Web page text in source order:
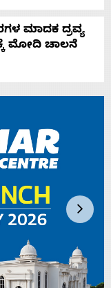
ಮಾದಕ ದ್ರವ್ಯ
ಮೋದಿ ಚಾಲನೆ